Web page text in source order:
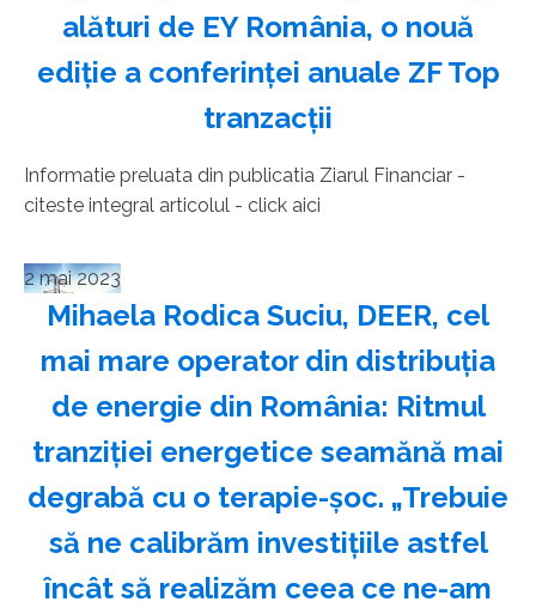
alături de EY România, o nouă
ediţie a conferinţei anuale ZF Top
tranzacţii
Informatie preluata din publicatia Ziarul Financiar -
citeste integral articolul - click aici
2 mai 2023
Mihaela Rodica Suciu, DEER, cel
mai mare operator din distri­buţia
de energie din România: Ritmul
tranziţiei energetice seamănă mai
degrabă cu o terapie-şoc. „Trebuie
să ne calibrăm investiţiile astfel
încât să realizăm ceea ce ne-am